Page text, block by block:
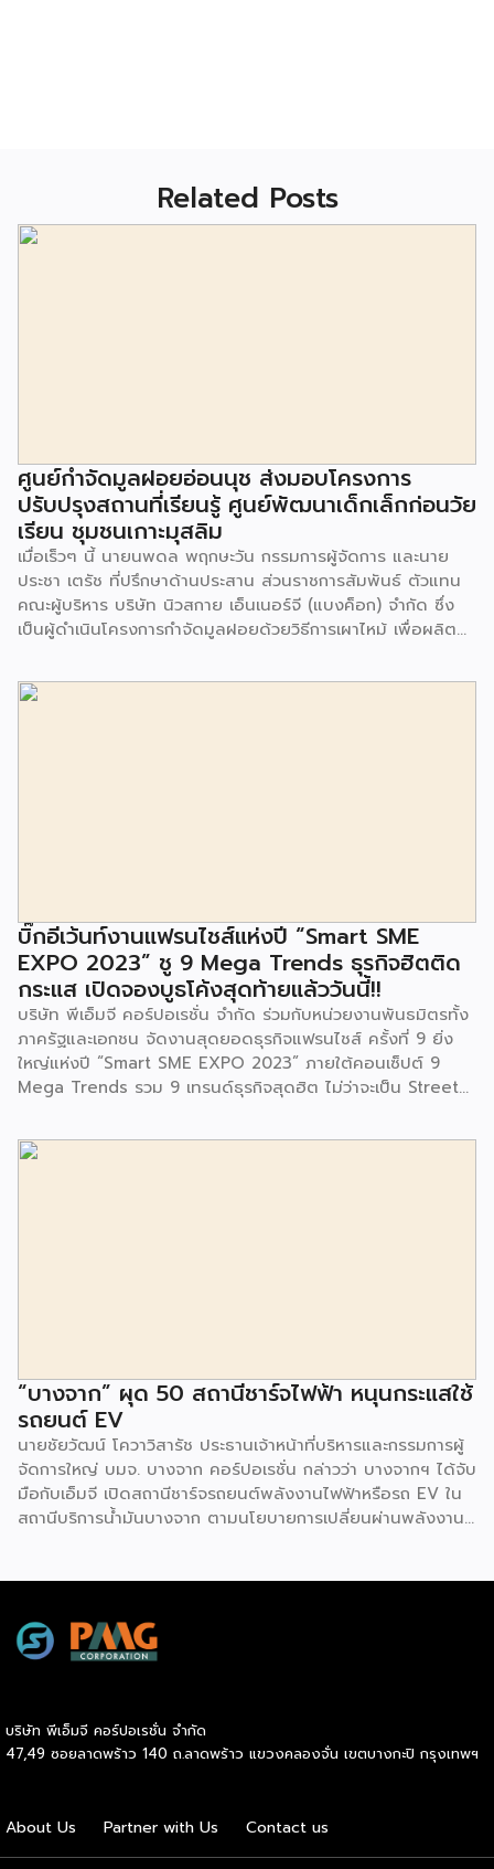
Related Posts
ศูนย์กำจัดมูลฝอยอ่อนนุช ส่งมอบโครงการ
ปรับปรุงสถานที่เรียนรู้ ศูนย์พัฒนาเด็กเล็กก่อนวัย
เรียน ชุมชนเกาะมุสลิม
เมื่อเร็วๆ นี้ นายนพดล พฤกษะวัน กรรมการผู้จัดการ และนาย
ประชา เตรัช ที่ปรึกษาด้านประสาน ส่วนราชการสัมพันธ์ ตัวแทน
คณะผู้บริหาร บริษัท นิวสกาย เอ็นเนอร์จี (แบงค็อก) จํากัด ซึ่ง
เป็นผู้ดำเนินโครงการกำจัดมูลฝอยด้วยวิธีการเผาไหม้ เพื่อผลิต
มูลฝอยอ่อนนุช เป็นประธานในพิธีส่งมอบโครงการปรับปรุงสถาน
ที่เรียนรู้ ศูนย์พัฒนาเด็กเล็ก ก่อนวัยเรียน ชุมชนเกาะมุสลิม แขวง
จนประชาชนในชุมชนและพื้นที่ใกล้เคียง รวมถึงคณะครู ผู้ปกครอง
และนักเรียนจากศูนย์พัฒนาเด็กเล็กก่อนวัยเรียน ชุมชนเกาะมุสลิม
ร่วมเป็นเกียรติในพิธีดังกล่าว โครงการกำจัดมูลฝอยด้วยวิธีการ
เผาไหม้ฯ ยังมีกิจกรรมเพื่อสังคมหรือ CSR อื่นๆ อีกมากมาย กับ
ชุมชนรอบๆ พื้นที่โครงการอย่างต่อเนื่อง อาทิ การลงพื้นที่
ประชาสัมพันธ์ […]
บิ๊กอีเว้นท์งานแฟรนไชส์แห่งปี “Smart SME
EXPO 2023” ชู 9 Mega Trends ธุรกิจฮิตติด
กระแส เปิดจองบูธโค้งสุดท้ายแล้ววันนี้!!
บริษัท พีเอ็มจี คอร์ปอเรชั่น จำกัด ร่วมกับหน่วยงานพันธมิตรทั้ง
ภาครัฐและเอกชน จัดงานสุดยอดธุรกิจแฟรนไชส์ ครั้งที่ 9 ยิ่ง
ใหญ่แห่งปี “Smart SME EXPO 2023” ภายใต้คอนเซ็ปต์ 9
Mega Trends รวม 9 เทรนด์ธุรกิจสุดฮิต ไม่ว่าจะเป็น Street
Trends, Coffee & Beverage Trends, Education Trends,
Health & Wellness Trends, E-Commerce Trends,
“บางจาก” ผุด 50 สถานีชาร์จไฟฟ้า หนุนกระแสใช้
รถยนต์ EV
นายชัยวัฒน์ โควาวิสารัช ประธานเจ้าหน้าที่บริหารและกรรมการผู้
จัดการใหญ่ บมจ. บางจาก คอร์ปอเรชั่น กล่าวว่า บางจากฯ ได้จับ
มือกับเอ็มจี เปิดสถานีชาร์จรถยนต์พลังงานไฟฟ้าหรือรถ EV ใน
สถานีบริการน้ำมันบางจาก ตามนโยบายการเปลี่ยนผ่านพลังงาน
สถานีบริการน้ำมันบางจากมีสถานีชาร์จรถ EV ทั้งในกรุงเทพฯ
และต่างจังหวัด ครอบคลุมทั่วประเทศ .โดยความร่วมมือครั้งนี้
สถานีชาร์จรถยนต์ไฟฟ้า “MG Super Charge” ในสถานีบริการ
น้ำมันบางจาก ครอบคลุมทั้งในเขตกรุงเทพฯ นนทบุรีและ
เดือนตุลาคมเป็นต้นไป .ด้านนายจาง ไห่โป กรรมการผู้จัดการ
บริษัท เอสเอไอซี มอเตอร์ – ซีพี จำกัด และ บริษัท […]
บริษัท พีเอ็มจี คอร์ปอเรชั่น จำกัด
47,49 ซอยลาดพร้าว 140 ถ.ลาดพร้าว แขวงคลองจั่น เขตบางกะปิ กรุงเทพฯ
About Us Partner with Us Contact us